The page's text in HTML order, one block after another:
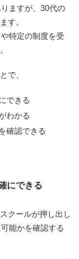
ますが、30代の
す。
特定の制度を受
で、
できる
わかる
確認できる
にできる
クールが押し出し
能かを確認する